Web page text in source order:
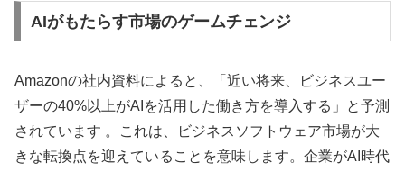
AIがもたらす市場のゲームチェンジ
Amazonの社内資料によると、「近い将来、ビジネスユー
ザーの40%以上がAIを活用した働き方を導入する」と予測
されています 。これは、ビジネスソフトウェア市場が大
きな転換点を迎えていることを意味します。企業がAI時代